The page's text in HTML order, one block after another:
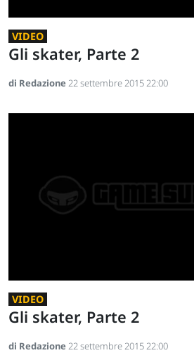
VIDEO
Gli skater, Parte 2
di Redazione22 settembre 2015 22:00
VIDEO
Gli skater, Parte 2
di Redazione22 settembre 2015 22:00